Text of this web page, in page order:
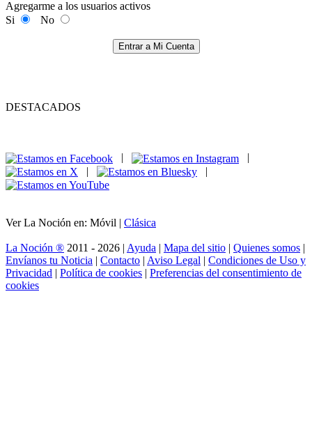
Agregarme a los usuarios activos
Si
No
Entrar a Mi Cuenta
DESTACADOS
|
|
Ver La Noción en: Móvil | Clásica
La Noción ® 2011 - 2026 | Ayuda | Mapa del sitio | Quienes somos |
Envíanos tu Noticia | Contacto | Aviso Legal | Condiciones de Uso y
Privacidad | Política de cookies | Preferencias del consentimiento de
cookies